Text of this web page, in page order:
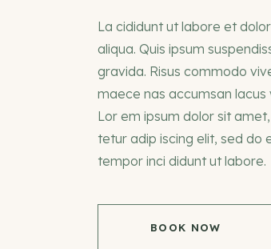
La cididunt ut labore et
aliqua. Quis ipsum
gravida. Risus commodo
maece nas accumsan lacus
Lor em ipsum dolor sit
tetur adip iscing elit, sed do
tempor inci didunt ut labore.
BOOK NOW